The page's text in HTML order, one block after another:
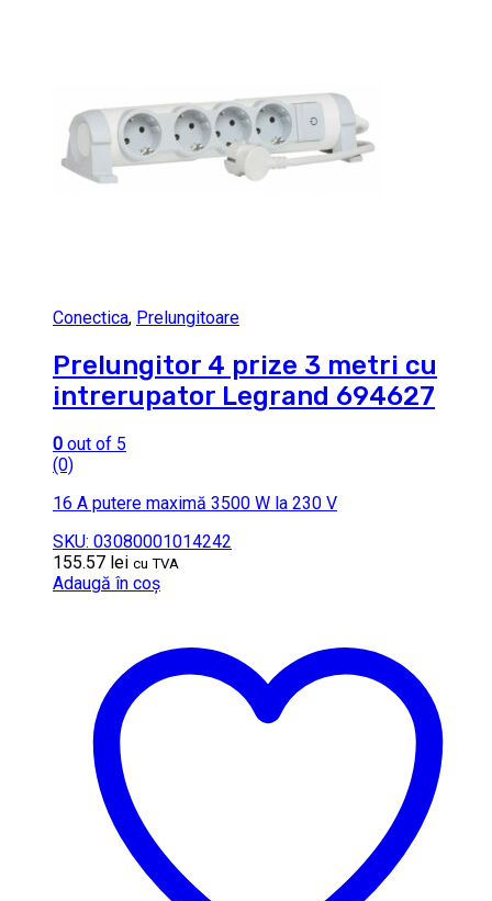
Conectica, Prelungitoare
Prelungitor 4 prize 3 metri cu
intrerupator Legrand 694627
0 out of 5
(0)
16 A putere maximă 3500 W la 230 V
SKU: 03080001014242
155.57 lei cu TVA
Adaugă în coș